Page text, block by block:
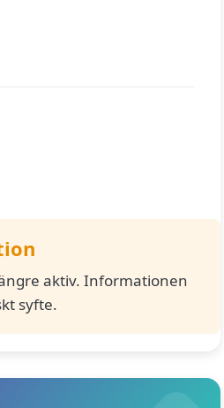
aktiv. Informationen
syfte.